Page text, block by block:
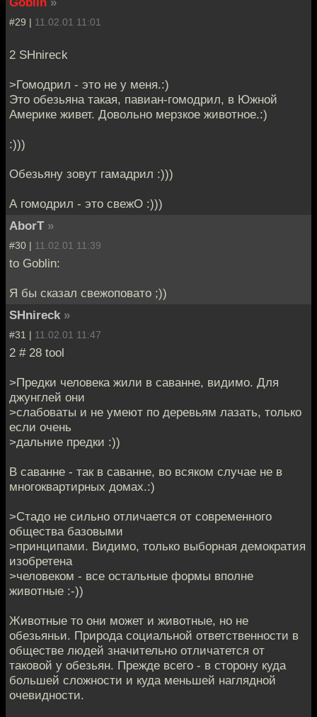
#29 | 11.02.01 11:01
2 SHnireck
>Гомодрил - это не у меня.:)
Это обезьяна такая, павиан-гомодрил, в Южной
Америке живет. Довольно мерзкое животное.:)
:)))
Обезьяну зовут гамадрил :)))
А гомодрил - это свежО :)))
AborT »
#30 | 11.02.01 11:39
to Goblin:
Я бы сказал свежоповато ;))
SHnireck »
#31 | 11.02.01 11:47
2 # 28 tool
>Предки человека жили в саванне, видимо. Для
джунглей они
>слабоваты и не умеют по деревьям лазать, только
если очень
>дальние предки :))
В саванне - так в саванне, во всяком случае не в
многоквартирных домах.:)
>Стадо не сильно отличается от современного
общества базовыми
>принципами. Видимо, только выборная демократия
изобретена
>человеком - все остальные формы вполне
животные :-))
Животные то они может и животные, но не
обезьяньи. Природа социальной ответственности в
обществе людей значительно отличатется от
таковой у обезьян. Прежде всего - в сторону куда
большей сложности и куда меньшей наглядной
очевидности.